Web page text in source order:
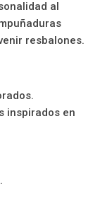
al
resbalones.
inspirados en